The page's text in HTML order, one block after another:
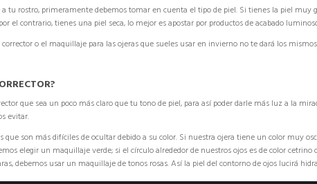
tu rostro, primeramente debemos tomar en cuenta el tipo de piel. Si tienes la piel muy
el contrario, tienes una piel seca, lo mejor es apostar por productos de acabado
o el maquillaje para las ojeras que sueles usar en invierno no te dará los
que sea un poco más claroque tu tono de piel, para así poder darle más luz a la
evitar.
que son más difíciles de ocultar debido a su color. Si nuestra ojera tiene un color muy
elegir un maquillaje verde; si el círculo alrededor de nuestros ojos es de color
debemos usar un maquillaje de tonos rosas. Así la piel del contorno de ojos lucirá